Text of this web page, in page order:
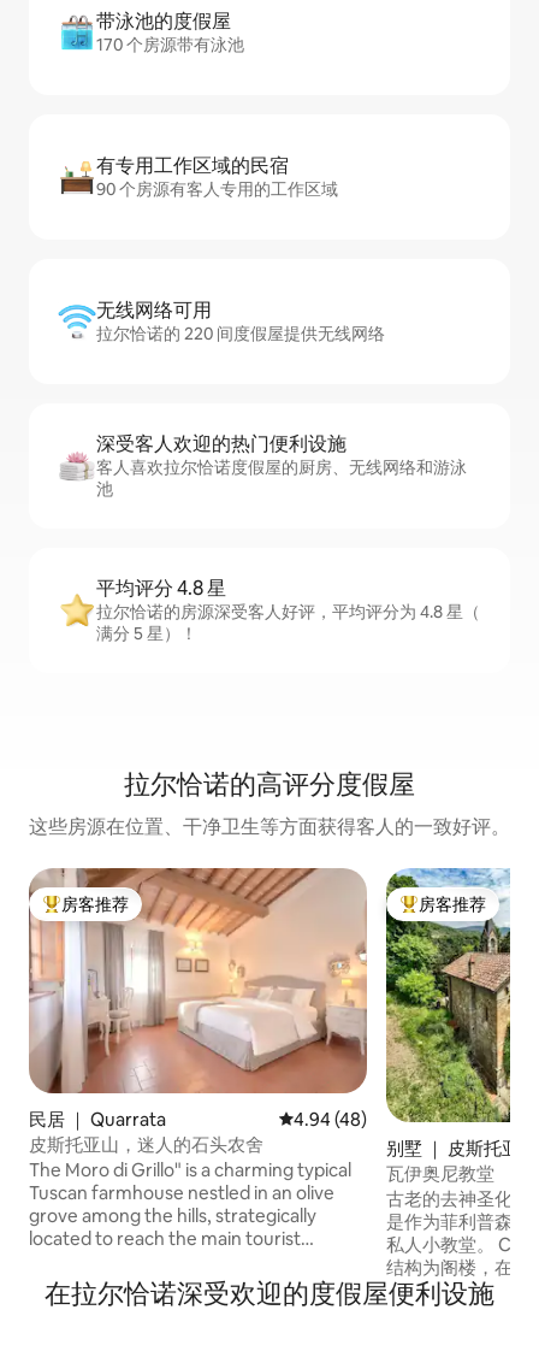
带泳池的度假屋
170 个房源带有泳池
有专用工作区域的民宿
90 个房源有客人专用的工作区域
无线网络可用
拉尔恰诺的 220 间度假屋提供无线网络
深受客人欢迎的热门便利设施
客人喜欢拉尔恰诺度假屋的厨房、无线网络和游泳
池
平均评分 4.8 星
拉尔恰诺的房源深受客人好评，平均评分为 4.8 星（
满分 5 星）！
拉尔恰诺的高评分度假屋
这些房源在位置、干净卫生等方面获得客人的一致好评。
热门「房客推荐」
房客推荐
民居 ｜ Quarrata 平均评分 4.94 分（满分 5 分）
4.94 (48)
皮斯托亚山，迷人的石头农舍
The Moro di Grillo" is a charming typical
Tuscan farmhouse nestled in an olive
grove among the hills, strategically
located to reach the main tourist
minutes from Pistoia, 30 minutes from
Florence, 40 minutes from Lucca, 50
热门「房客推荐」
房客推荐
别墅 ｜ 皮斯托亚
瓦伊奥尼教堂
古老的去神圣化教
是作为菲利普森庄
私人小教堂。
结构为阁楼，在两
间双人卧室。 外
房，私人花园内种
在拉尔恰诺深受欢迎的度假屋便利设施